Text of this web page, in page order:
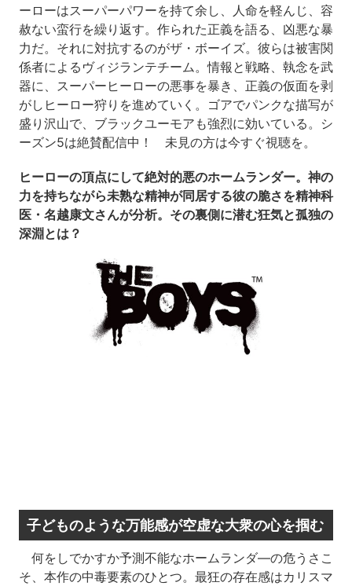
ーローはスーパーパワーを持て余し、人命を軽んじ、容
赦ない蛮行を繰り返す。作られた正義を語る、凶悪な暴
力だ。それに対抗するのがザ・ボーイズ。彼らは被害関
係者によるヴィジランテチーム。情報と戦略、執念を武
器に、スーパーヒーローの悪事を暴き、正義の仮面を剥
がしヒーロー狩りを進めていく。ゴアでパンクな描写が
盛り沢山で、ブラックユーモアも強烈に効いている。シ
ーズン5は絶賛配信中！ 未見の方は今すぐ視聴を。
ヒーローの頂点にして絶対的悪のホームランダー。神の
力を持ちながら未熟な精神が同居する彼の脆さを精神科
医・名越康文さんが分析。その裏側に潜む狂気と孤独の
深淵とは？
子どものような万能感が空虚な大衆の心を掴む
何をしでかすか予測不能なホームランダ―の危うさこ
そ、本作の中毒要素のひとつ。最狂の存在感はカリスマ